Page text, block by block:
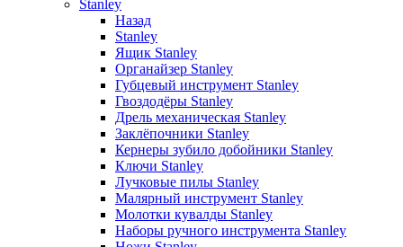
Stanley
Назад
Stanley
Ящик Stanley
Органайзер Stanley
Губцевый инструмент Stanley
Гвоздодёры Stanley
Дрель механическая Stanley
Заклёпочники Stanley
Кернеры зубило добойники Stanley
Ключи Stanley
Лучковые пилы Stanley
Малярный инструмент Stanley
Молотки кувалды Stanley
Наборы ручного инструмента Stanley